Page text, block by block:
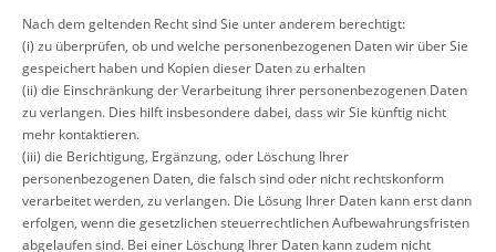
Nach dem geltenden Recht sind Sie unter anderem berechtigt:
(i) zu überprüfen, ob und welche personenbezogenen Daten wir über Sie
gespeichert haben und Kopien dieser Daten zu erhalten
(ii) die Einschränkung der Verarbeitung ihrer personenbezogenen Daten
zu verlangen. Dies hilft insbesondere dabei, dass wir Sie künftig nicht
mehr kontaktieren.
(iii) die Berichtigung, Ergänzung, oder Löschung Ihrer
personenbezogenen Daten, die falsch sind oder nicht rechtskonform
verarbeitet werden, zu verlangen. Die Lösung Ihrer Daten kann erst dann
erfolgen, wenn die gesetzlichen steuerrechtlichen Aufbewahrungsfristen
abgelaufen sind. Bei einer Löschung Ihrer Daten kann zudem nicht